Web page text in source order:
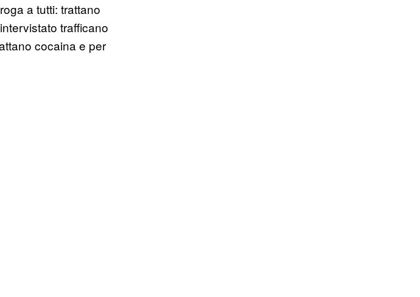
a tutti: trattano
trafficano
cocaina e per